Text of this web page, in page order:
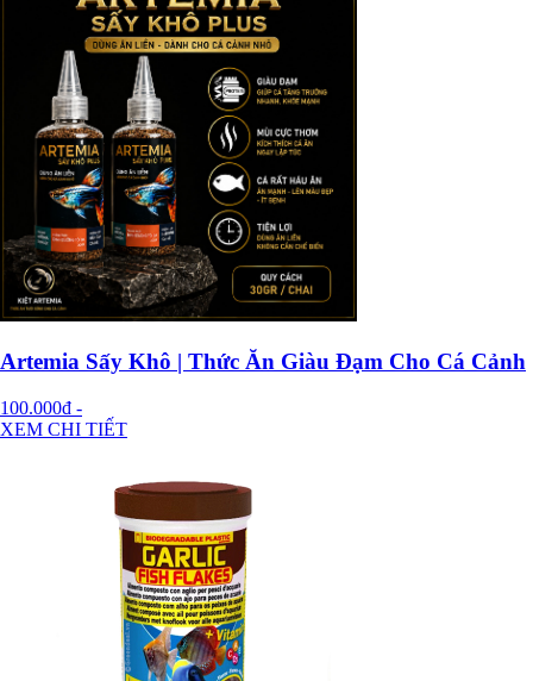
Artemia Sấy Khô | Thức Ăn Giàu Đạm Cho Cá Cảnh
100.000đ -
XEM CHI TIẾT